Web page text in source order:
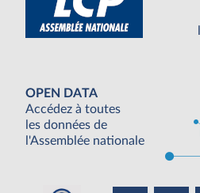
OPEN DATA
Accédez à toutes
les données de
l'Assemblée nationale